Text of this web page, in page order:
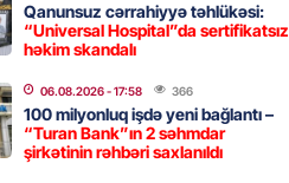
fəhləyə borclu qalıb?
- 16:45
Müdafiə Sazişi”nin
Qanunsuz cərrahiyyə təhlükəsi:
“Universal Hospital”da sertifikatsız
həkim skandalı
06.08.2026- 17:58 366
100 milyonluq işdə yeni bağlantı –
“Turan Bank”ın 2 səhmdar
şirkətinin rəhbəri saxlanıldı